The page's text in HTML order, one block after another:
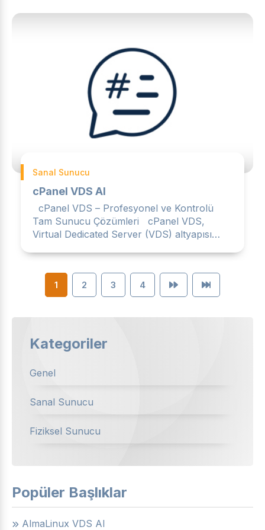
Sanal Sunucu
cPanel VDS Al
cPanel VDS – Profesyonel ve Kontrolü
Tam Sunucu Çözümleri cPanel VDS,
Virtual Dedicated Server (VDS) altyapısı
1 2 3 4
Kategoriler
Genel
Sanal Sunucu
Fiziksel Sunucu
Popüler Başlıklar
AlmaLinux VDS Al